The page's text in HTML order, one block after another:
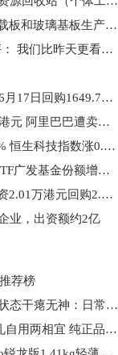
鹏鼎控股：公司不涉及ABF载板和玻璃基板生产_观天下
每日热议!陈果市场分化点评： 我们比昨天更看好A股的非硅基优质资产
即时：第七大道(00797.HK)6月17日回购1649.76万港元，已连续8日回购
南向资金今日净卖出逾32亿港元 阿里巴巴遭卖出居前 天天快报
港股午评：恒生指数跌0.37% 恒生科技指数涨0.18%
快资讯：6月16日稀有金属ETF广发基金份额增加1840万份，重仓股洛阳钼业、北方稀土、盐湖股份
康圣环球(09960)6月16日斥资2.01万港元回购2.05万股_每日快播
业，出资额约2亿
荐榜
黄精哪个牌子口味好？素颜状态干瘪无神：日常进补优选旺复堂黄精
2026 黄精十大品牌排名 送礼自用两相宜 纯正品质守护长辈健康